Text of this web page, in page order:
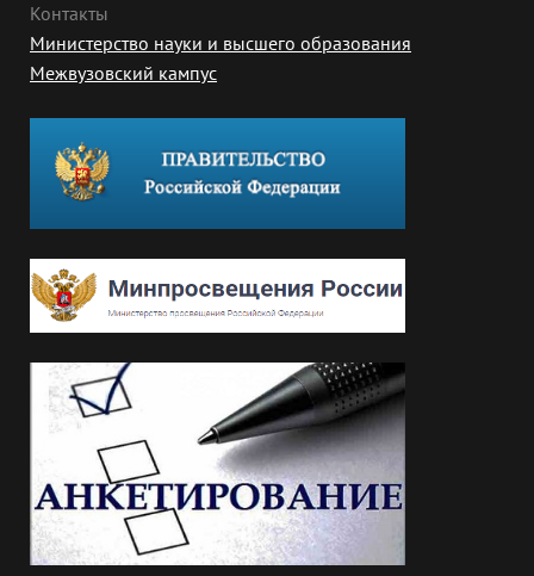
Контакты
Министерство науки и высшего образования
Межвузовский кампус